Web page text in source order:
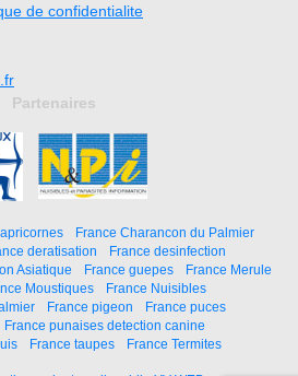
de confidentialite
Partenaires
France Charancon du Palmier
deratisation
France desinfection
Asiatique France guepes
France Merule
Moustiques
France Nuisibles
France pigeon
France puces
France punaises detection canine
France taupes France Termites